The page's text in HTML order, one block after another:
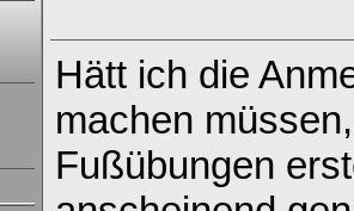
Hätt ich die
machen
Fußübungen